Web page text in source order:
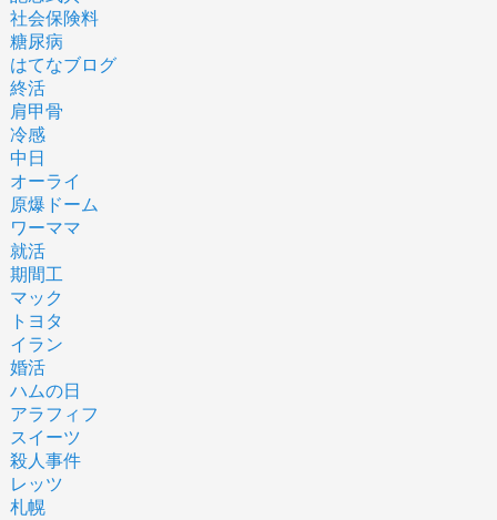
社会保険料
糖尿病
はてなブログ
終活
肩甲骨
冷感
中日
オーライ
原爆ドーム
ワーママ
就活
期間工
マック
トヨタ
イラン
婚活
ハムの日
アラフィフ
スイーツ
殺人事件
レッツ
札幌